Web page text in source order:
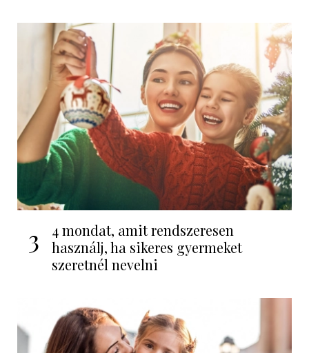
3
4 mondat, amit rendszeresen
használj, ha sikeres gyermeket
szeretnél nevelni